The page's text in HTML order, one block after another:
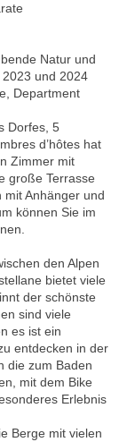
Natur und
und 2024
Department
Dorfes, 5
d’hôtes hat
Zimmer mit
große Terrasse
mit Anhänger und
können Sie im
den Alpen
bietet viele
der schönste
sind viele
es ist ein
entdecken in der
die zum Baden
mit dem Bike
Erlebnis
Berge mit vielen